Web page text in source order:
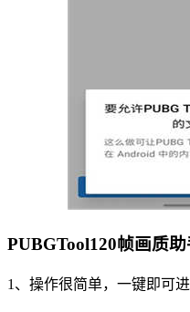
PUBGTool120帧画质
1、操作很简单，一键即可